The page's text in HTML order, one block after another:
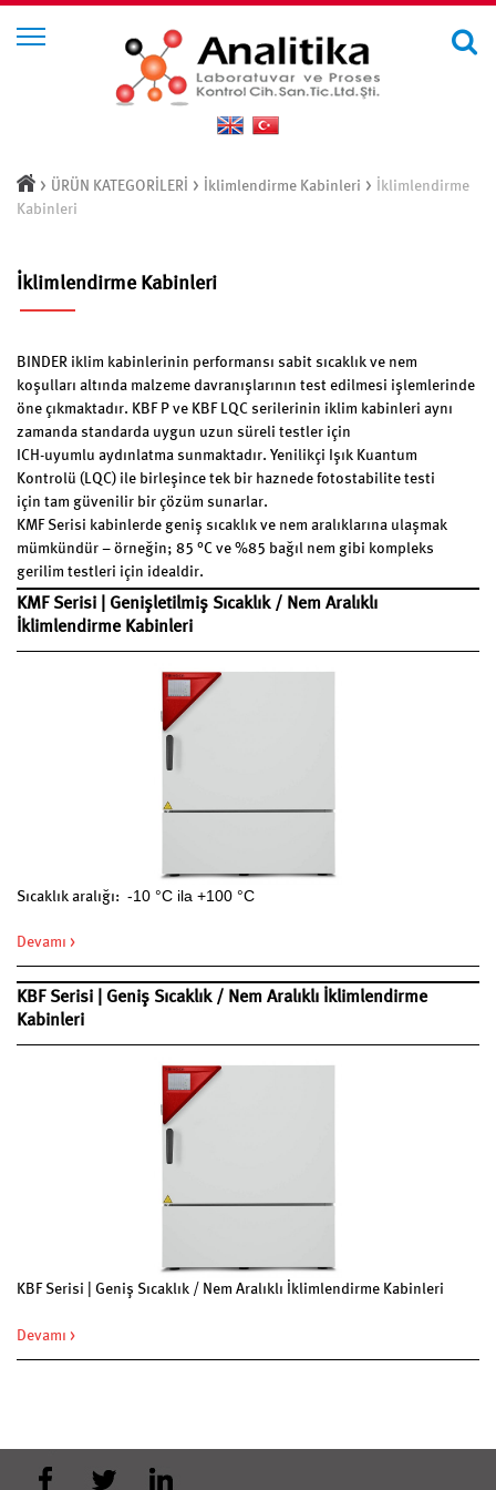
> ÜRÜN KATEGORİLERİ > İklimlendirme Kabinleri >
İklimlendirme
Kabinleri
İklimlendirme Kabinleri
BINDER iklim kabinlerinin performansı sabit sıcaklık ve nem
koşulları altında malzeme davranışlarının test edilmesi işlemlerinde
öne çıkmaktadır. KBF P ve KBF LQC serilerinin iklim kabinleri aynı
zamanda standarda uygun uzun süreli testler için
ICH-uyumlu aydınlatma sunmaktadır. Yenilikçi Işık Kuantum
Kontrolü (LQC) ile birleşince tek bir haznede fotostabilite testi
için tam güvenilir bir çözüm sunarlar.
KMF Serisi kabinlerde geniş sıcaklık ve nem aralıklarına ulaşmak
mümkündür – örneğin; 85 °C ve %85 bağıl nem gibi kompleks
gerilim testleri için idealdir.
KMF Serisi | Genişletilmiş Sıcaklık / Nem Aralıklı
İklimlendirme Kabinleri
Sıcaklık aralığı: -10 °C ila +100 °C
Devamı >
KBF Serisi | Geniş Sıcaklık / Nem Aralıklı İklimlendirme
Kabinleri
KBF Serisi | Geniş Sıcaklık / Nem Aralıklı İklimlendirme Kabinleri
Devamı >